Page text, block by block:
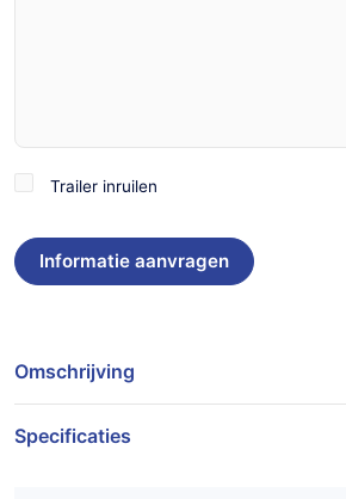
TrailerTrailer inruilen
Omschrijving
Specificaties